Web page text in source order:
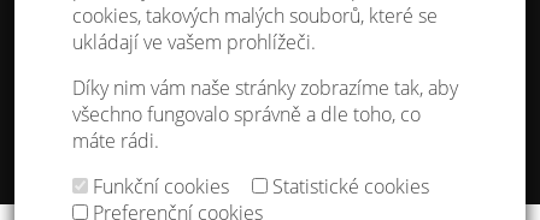
cookies, takových malých souborů, které se
ukládají ve vašem prohlížeči.
Díky nim vám naše stránky zobrazíme tak, aby
všechno fungovalo správně a dle toho, co
máte rádi.
Funkční cookies
Statistické cookies
Preferenční cookies
Obchodní podmínky
Kontakt
Atelier IVN
Na Výhledě 324/1
360 17 Karlovy Vary
Nastavení cookies